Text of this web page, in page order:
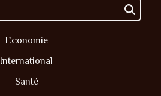
Economie
International
Santé